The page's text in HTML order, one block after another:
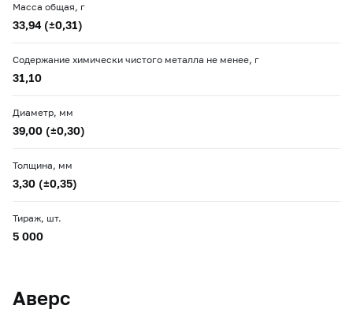
Масса общая, г
33,94 (±0,31)
Содержание химически чистого металла не менее, г
31,10
Диаметр, мм
39,00 (±0,30)
Толщина, мм
3,30 (±0,35)
Тираж, шт.
5 000
Аверс